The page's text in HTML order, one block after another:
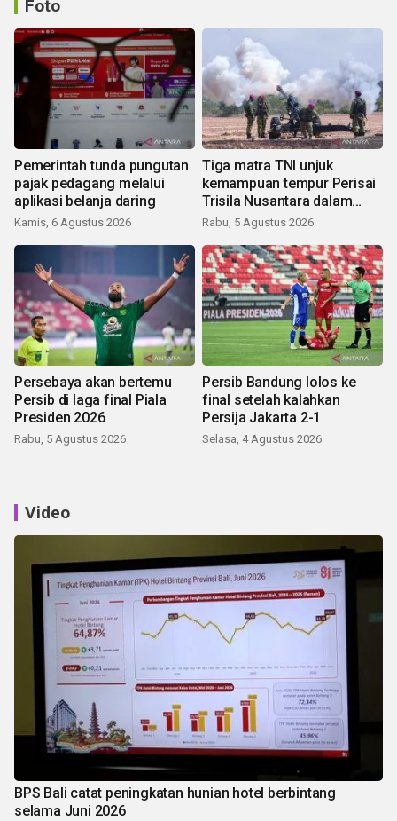
Foto
Pemerintah tunda pungutan
pajak pedagang melalui
aplikasi belanja daring
Kamis, 6 Agustus 2026
Tiga matra TNI unjuk
kemampuan tempur Perisai
Trisila Nusantara dalam
latihan di Kepri
Rabu, 5 Agustus 2026
Persebaya akan bertemu
Persib di laga final Piala
Presiden 2026
Rabu, 5 Agustus 2026
Persib Bandung lolos ke
final setelah kalahkan
Persija Jakarta 2-1
Selasa, 4 Agustus 2026
Video
BPS Bali catat peningkatan hunian hotel berbintang
selama Juni 2026